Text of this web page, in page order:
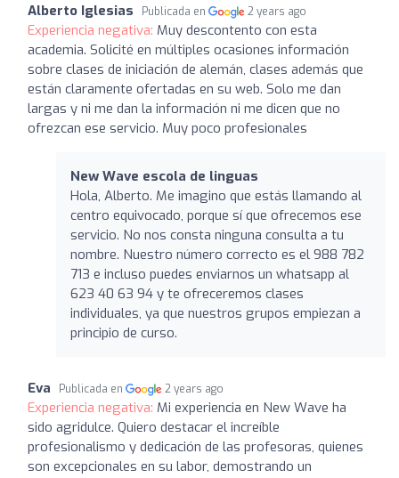
Alberto Iglesias Publicada en 2 years ago
Experiencia negativa: Muy descontento con esta
academia. Solicité en múltiples ocasiones información
sobre clases de iniciación de alemán, clases además que
están claramente ofertadas en su web. Solo me dan
largas y ni me dan la información ni me dicen que no
ofrezcan ese servicio. Muy poco profesionales
New Wave escola de linguas
Hola, Alberto. Me imagino que estás llamando al
centro equivocado, porque sí que ofrecemos ese
servicio. No nos consta ninguna consulta a tu
nombre. Nuestro número correcto es el 988 782
713 e incluso puedes enviarnos un whatsapp al
623 40 63 94 y te ofreceremos clases
individuales, ya que nuestros grupos empiezan a
principio de curso.
Eva Publicada en 2 years ago
Experiencia negativa: Mi experiencia en New Wave ha
sido agridulce. Quiero destacar el increíble
profesionalismo y dedicación de las profesoras, quienes
son excepcionales en su labor, demostrando un